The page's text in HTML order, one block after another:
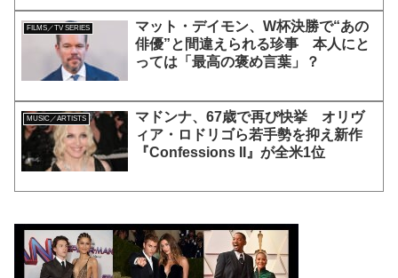
FILMS／TV SERIES
マット・デイモン、W杯決勝で“あの
俳優”と間違えられる珍事 本人にと
っては「最高の褒め言葉」？
MUSIC／ARTISTS
マドンナ、67歳で再び快挙 オリヴ
ィア・ロドリゴら若手勢を抑え新作
『Confessions II』が全米1位